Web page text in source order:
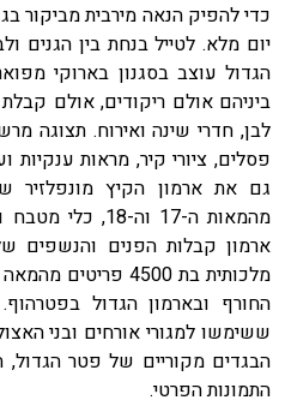
כדי להפיק הנאה מירבית מביקור
יום מלא. לטייל בנחת בין הגנים
ביניהם אולם ריקודים, אולם
לבן, חדרי שינה ואירוח. תצוגה
פסלים, ציורי קיר, מראות ענקיות
גם את ארמון הקיץ מונפלזיר
מהמאות ה-17 וה-
ארמון קבלות הפנים והנשפים
ששימשו למגורי אורחים ובני
הבגדים מקוריים של פטר הגדול,
התמונות הפרטי.